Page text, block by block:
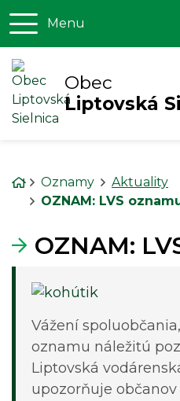
Menu
Obec
Liptovská
Úvodná stránka
Oznamy
Aktuality
OZNAM: LVS
OZNAM:
Vážení
oznamu náležitú
Liptovská
upozorňuje občanov